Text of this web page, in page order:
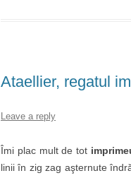
Ataellier, regatul
Leave a reply
Îmi plac mult de tot
linii în zig zag aşternute